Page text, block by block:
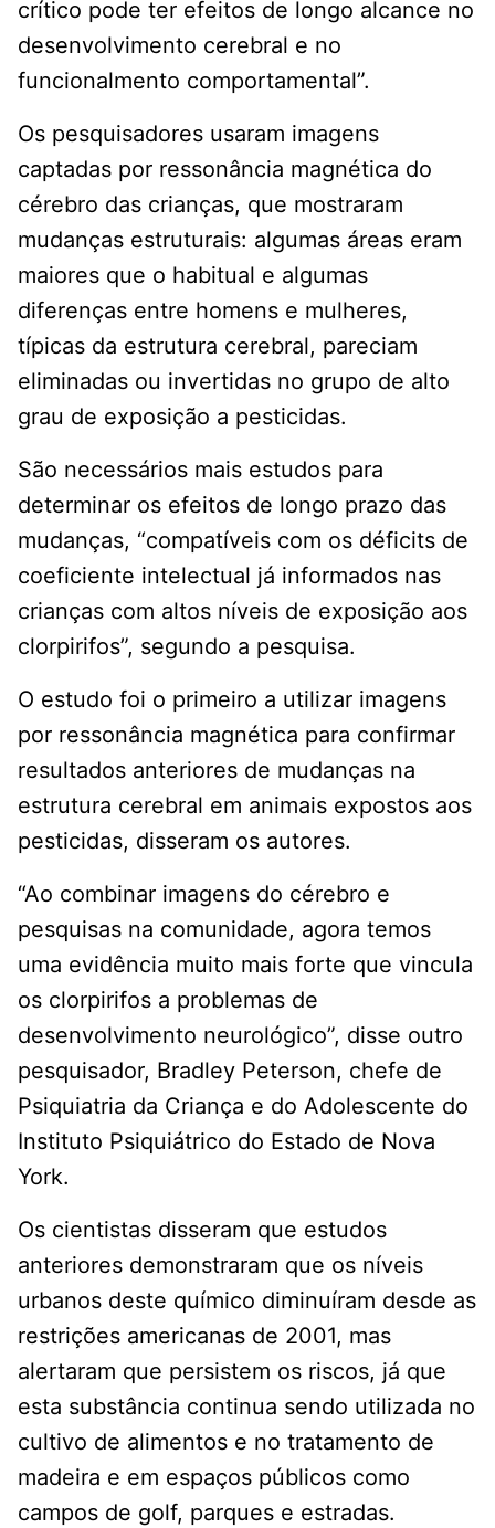
crítico pode ter efeitos de longo alcance no
desenvolvimento cerebral e no
funcionalmento comportamental”.
Os pesquisadores usaram imagens
captadas por ressonância magnética do
cérebro das crianças, que mostraram
mudanças estruturais: algumas áreas eram
maiores que o habitual e algumas
diferenças entre homens e mulheres,
típicas da estrutura cerebral, pareciam
eliminadas ou invertidas no grupo de alto
grau de exposição a pesticidas.
São necessários mais estudos para
determinar os efeitos de longo prazo das
mudanças, “compatíveis com os déficits de
coeficiente intelectual já informados nas
crianças com altos níveis de exposição aos
clorpirifos”, segundo a pesquisa.
O estudo foi o primeiro a utilizar imagens
por ressonância magnética para confirmar
resultados anteriores de mudanças na
estrutura cerebral em animais expostos aos
pesticidas, disseram os autores.
“Ao combinar imagens do cérebro e
pesquisas na comunidade, agora temos
uma evidência muito mais forte que vincula
os clorpirifos a problemas de
desenvolvimento neurológico”, disse outro
pesquisador, Bradley Peterson, chefe de
Psiquiatria da Criança e do Adolescente do
Instituto Psiquiátrico do Estado de Nova
York.
Os cientistas disseram que estudos
anteriores demonstraram que os níveis
urbanos deste químico diminuíram desde as
restrições americanas de 2001, mas
alertaram que persistem os riscos, já que
esta substância continua sendo utilizada no
cultivo de alimentos e no tratamento de
madeira e em espaços públicos como
campos de golf, parques e estradas.